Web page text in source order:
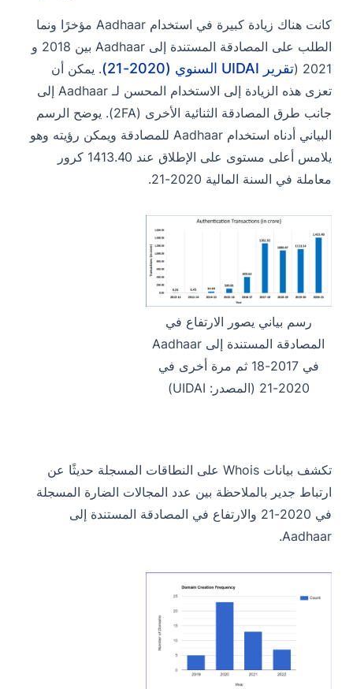
كانت هناك زيادة كبيرة في استخدام Aadhaar مؤخرًا ونما
الطلب على المصادقة المستندة إلى Aadhaar بين 2018 و
2021 (
تقرير UIDAI السنوي (2020-21)
. يمكن أن
تعزى هذه الزيادة إلى الاستخدام المحسن لـ Aadhaar إلى
جانب طرق المصادقة الثنائية الأخرى (2FA). يوضح الرسم
البياني أدناه استخدام Aadhaar للمصادقة ويمكن رؤيته وهو
يلامس أعلى مستوى على الإطلاق عند 1413.40 كرور
معاملة في السنة المالية 2020-21.
رسم بياني يصور الارتفاع في
المصادقة المستندة إلى Aadhaar
في 2017-18 ثم مرة أخرى في
2020-21 (المصدر: UIDAI)
تكشف بيانات Whois على النطاقات المسجلة حديثًا عن
ارتباط جدير بالملاحظة بين عدد المجالات الضارة المسجلة
في 2020-21 والارتفاع في المصادقة المستندة إلى
Aadhaar.